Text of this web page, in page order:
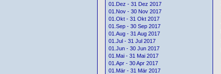
01.Dez - 31 Dez 2017
01.Nov - 30 Nov 2017
01.Okt - 31 Okt 2017
01.Sep - 30 Sep 2017
01.Aug - 31 Aug 2017
01.Jul - 31 Jul 2017
01.Jun - 30 Jun 2017
01.Mai - 31 Mai 2017
01.Apr - 30 Apr 2017
01.Mär - 31 Mär 2017